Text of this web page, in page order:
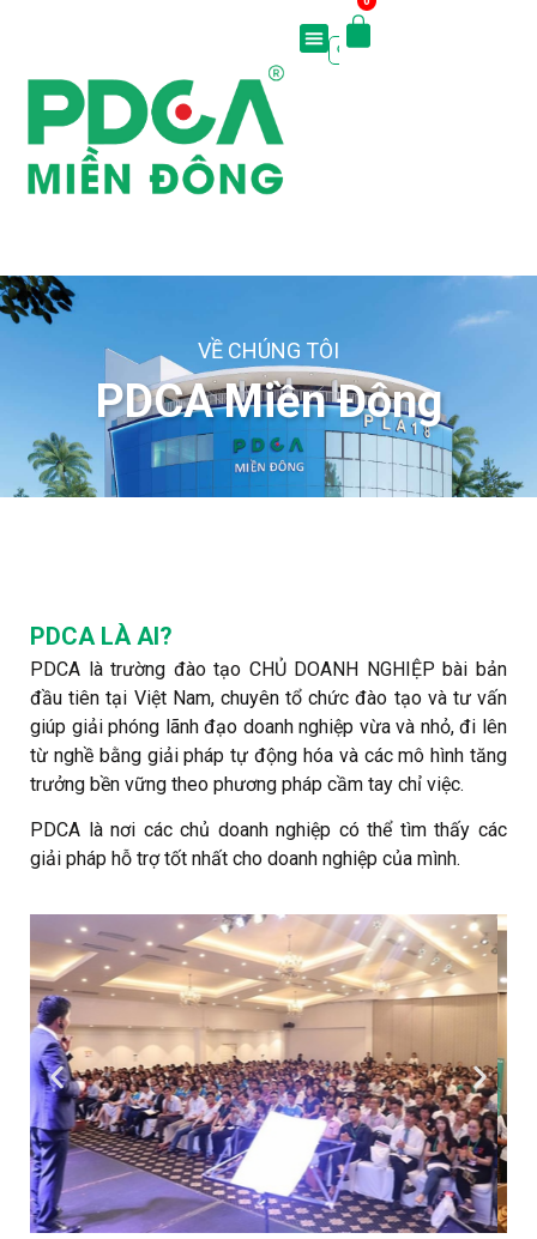
VỀ CHÚNG TÔI
PDCA Miền Đông
PDCA LÀ AI?
PDCA là trường đào tạo CHỦ DOANH NGHIỆP bài bản
đầu tiên tại Việt Nam, chuyên tổ chức đào tạo và tư vấn
giúp giải phóng lãnh đạo doanh nghiệp vừa và nhỏ, đi lên
từ nghề bằng giải pháp tự động hóa và các mô hình tăng
trưởng bền vững theo phương pháp cầm tay chỉ việc.
PDCA là nơi các chủ doanh nghiệp có thể tìm thấy các
giải pháp hỗ trợ tốt nhất cho doanh nghiệp của mình.